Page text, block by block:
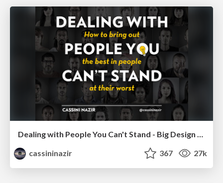
cassininazir
367 27k